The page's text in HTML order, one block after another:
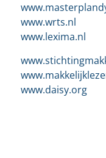
www.wrts.nl
www.lexima.nl
www.daisy.org